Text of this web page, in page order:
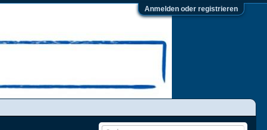
Anmelden oder registrieren